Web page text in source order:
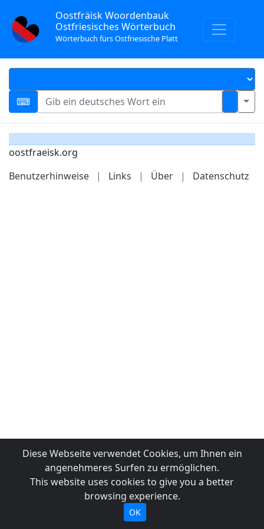
Oostfräisk Woordenbauk
Ostfriesisches Wörterbuch
Wörterbuch fürs Ostfriesische Platt
oostfraeisk.org
Benutzerhinweise
| Links | Über | Datenschutz
Diese Webseite verwendet Cookies, um Ihnen ein
angenehmeres Surfen zu ermöglichen.
This website uses cookies to give you a better
browsing experience.
OK